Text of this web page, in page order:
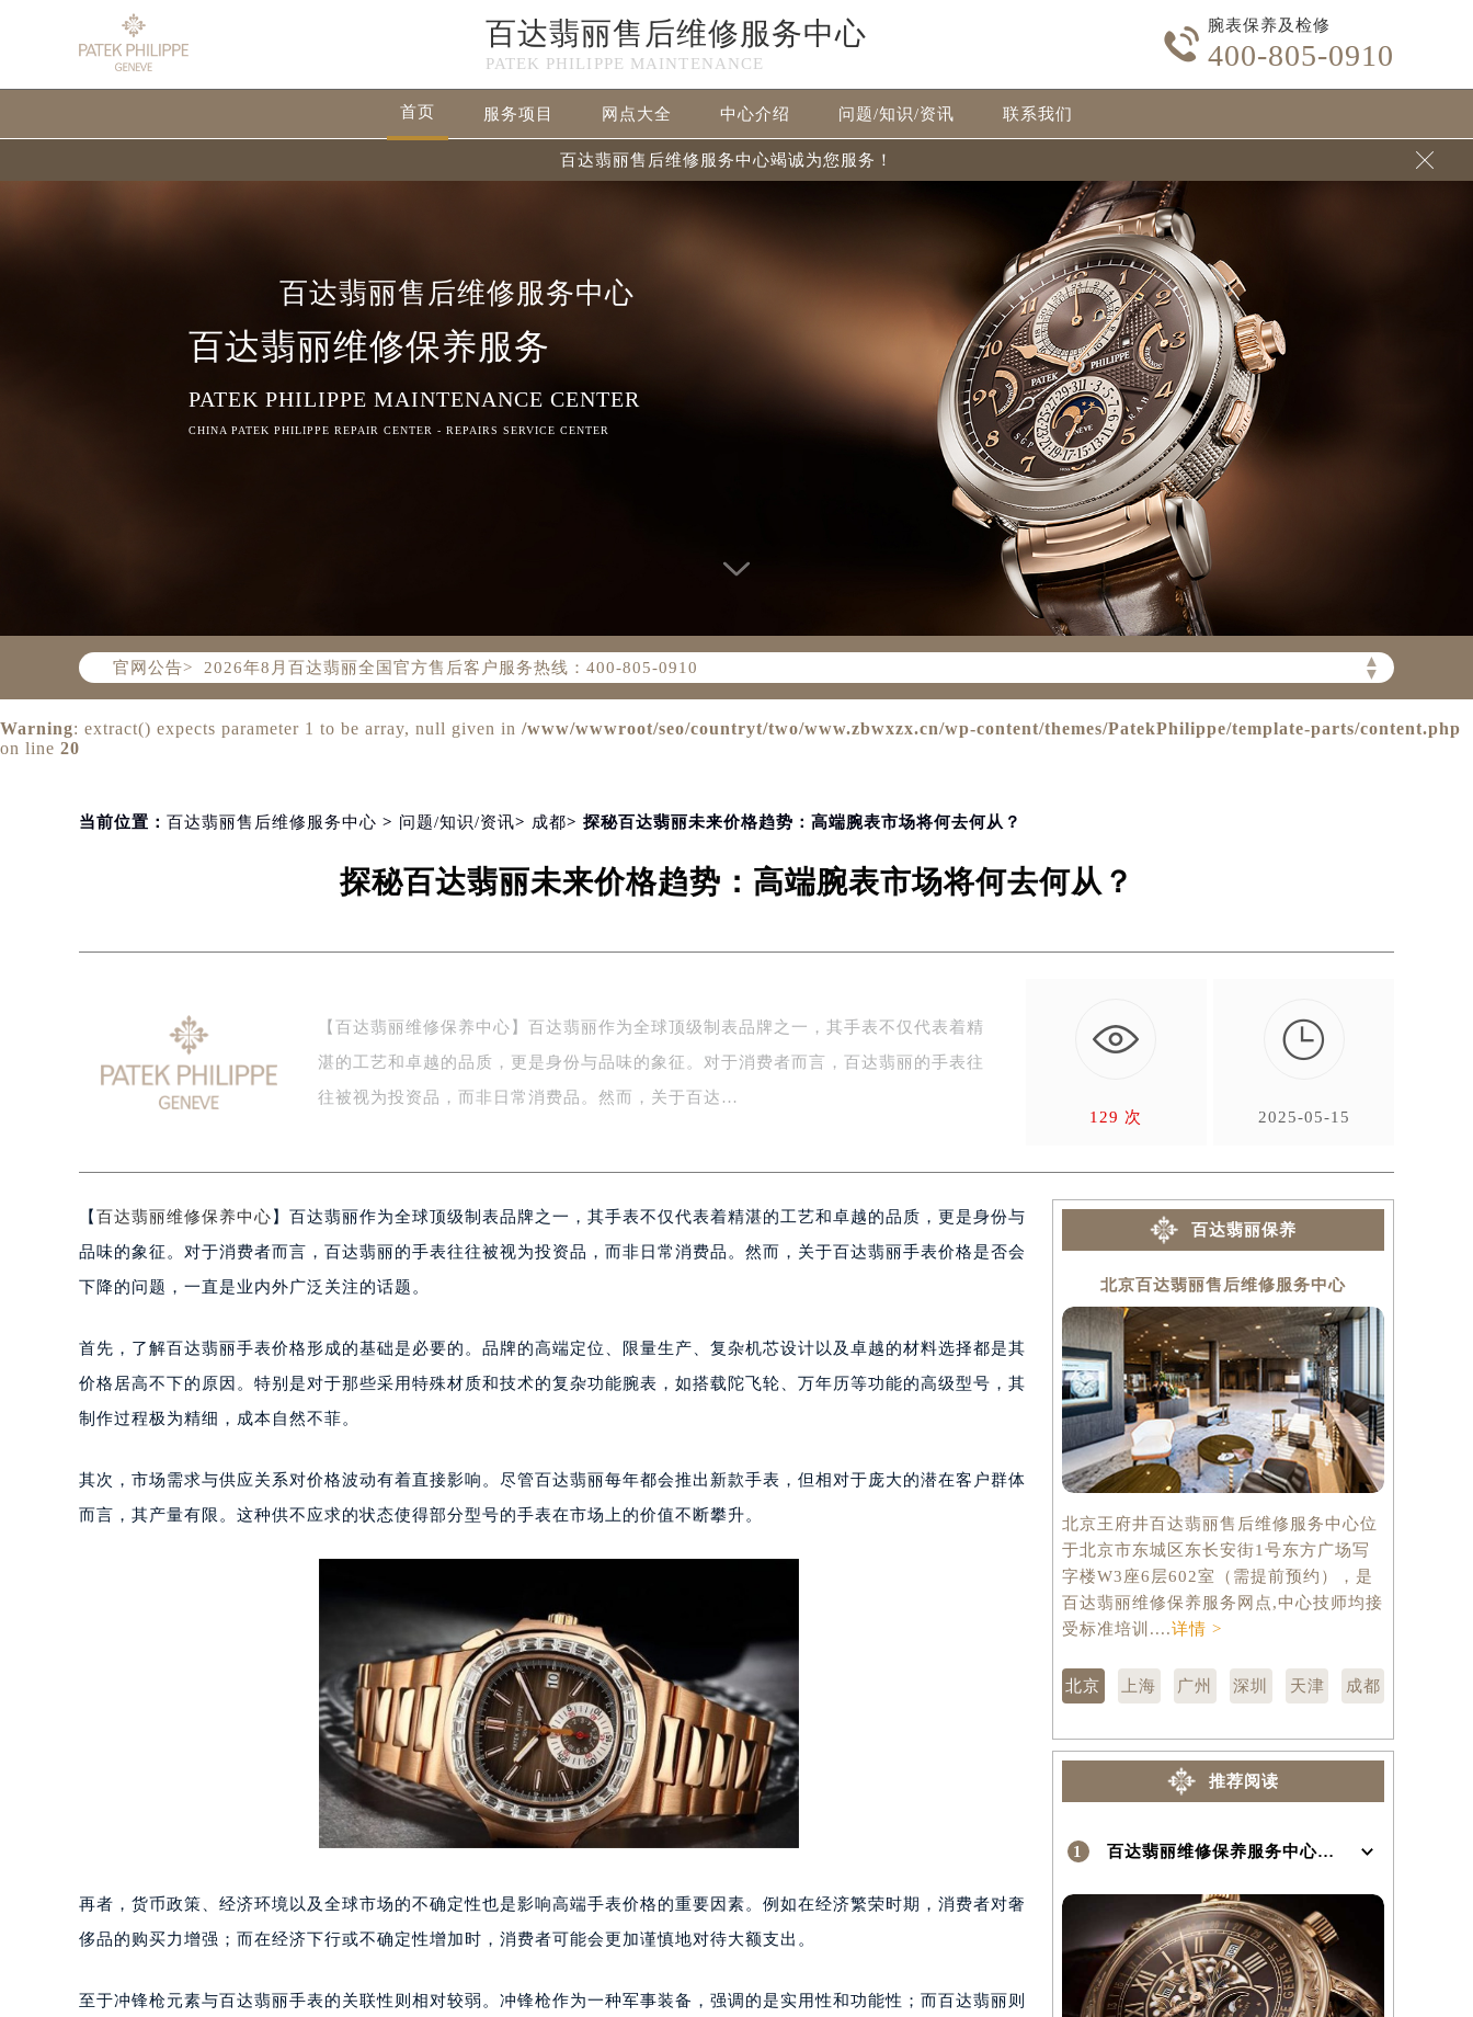
百达翡丽售后维修服务中心
PATEK PHILIPPE MAINTENANCE

腕表保养及检修
400-805-0910
首页 服务项目 网点大全 中心介绍 问题/知识/资讯 联系我们
百达翡丽售后维修服务中心竭诚为您服务！ 
百达翡丽售后维修服务中心
百达翡丽维修保养服务
PATEK PHILIPPE MAINTENANCE CENTER
CHINA PATEK PHILIPPE REPAIR CENTER - REPAIRS SERVICE CENTER
官网公告> ▲
▼
百达翡丽官方全国统一服务热线400-805-0910，服务覆盖中国大陆、香港、澳门、台湾全部区域（非大陆需加拨“+86”）
北京市朝阳区建国门外大街甲6号华熙国际中心写字楼D座11层1102室（北京总部）（需提前预约）
上海市徐汇区虹桥路3号港汇中心写字楼2座37层3705室（需提前预约）
南京市秦淮区中山南路1号（新街口）南京中心写字楼22层C1-1室（需提前预约）
徐州市鼓楼区淮海东路29号苏宁广场IFC国际金融中心写字楼35层3508室（需提前预约）
泰州市海陵区永定东路399号置地商务中心东塔写字楼（华润万象城）17层1706室（需提前预约）
宁波市江北区大闸南路500号来福士广场办公楼20层2009室（需提前预约）
杭州市上城区钱江路1366号华润大厦写字楼A座5层503-5室（需提前预约）
南昌市红谷滩新区红谷中大道998号绿地双子塔（中央广场）A1座办公楼14层07室（需提前预约）
济南市历下区经十路11111号华润中心写字楼（万象城）15层1508室（需提前预约）
广州市天河区天河路230号万菱汇国际中心写字楼A塔7层704室（需提前预约）
深圳市罗湖区深南东路5001号华润大厦写字楼17层1701室（需提前预约）
惠州市惠城区江北文昌一路7号华贸大厦写字楼1座30层05室（需提前预约）
厦门市思明区湖滨东路95号华润大厦写字楼B座11层1104室（需提前预约）
成都市锦江区人民东路6号SAC东原中心写字楼24层2406B室（需提前预约）
重庆市江北区观音桥步行街2号融恒时代广场写字楼9层902室（需提前预约）
沈阳市沈河区中街路137号亨得利名表服务中心（品牌授权店）1层整层（需提前预约）
沈阳市沈河区中街路83号亨得利名表服务中心（品牌授权店）1层整层（需提前预约）
乌鲁木齐市天山区红山路26号时代广场（CCMALL）C座17层17-B（需提前预约）
温州市鹿城区锦绣路1067号置信广场10层1015室（需提前预约）
哈尔滨市道里区友谊西路600号富力中心T2座写字楼29层03室（需提前预约）
大连市中山区人民路15号国际金融大厦7层G室（需提前预约）
佛山市禅城区季华五路57号万科金融中心C座12层1205室（需提前预约）
东莞市东城街道鸿福东路1号民盈国贸中心T1写字楼9层907室（需提前预约）
南通市崇川区工农路57号圆融广场写字楼16层1603室（需提前预约）
苏州市苏州工业园区星港街199号苏州中心办公楼C座22层08室（需提前预约）
南宁市青秀区金湖路59号地王大厦12楼1224室（需提前预约）
Warning: extract() expects parameter 1 to be array, null given in /www/wwwroot/seo/countryt/two/www.zbwxzx.cn/wp-content/themes/PatekPhilippe/template-parts/content.php
on line 20
当前位置： 百达翡丽售后维修服务中心 > 问题/知识/资讯> 成都> 探秘百达翡丽未来价格趋势：高端腕表市场将何去何从？
探秘百达翡丽未来价格趋势：高端腕表市场将何去何从？
【百达翡丽维修保养中心】百达翡丽作为全球顶级制表品牌之一，其手表不仅代表着精
湛的工艺和卓越的品质，更是身份与品味的象征。对于消费者而言，百达翡丽的手表往
往被视为投资品，而非日常消费品。然而，关于百达…
129 次

2025-05-15
【 百达翡丽维修保养中心 】百达翡丽作为全球顶级制表品牌之一，其手表不仅代表着精湛的工艺和卓越的品质，更是身份与
品味的象征。对于消费者而言，百达翡丽的手表往往被视为投资品，而非日常消费品。然而，关于百达翡丽手表价格是否会
下降的问题，一直是业内外广泛关注的话题。
首先，了解百达翡丽手表价格形成的基础是必要的。品牌的高端定位、限量生产、复杂机芯设计以及卓越的材料选择都是其
价格居高不下的原因。特别是对于那些采用特殊材质和技术的复杂功能腕表，如搭载陀飞轮、万年历等功能的高级型号，其
制作过程极为精细，成本自然不菲。
其次，市场需求与供应关系对价格波动有着直接影响。尽管百达翡丽每年都会推出新款手表，但相对于庞大的潜在客户群体
而言，其产量有限。这种供不应求的状态使得部分型号的手表在市场上的价值不断攀升。
再者，货币政策、经济环境以及全球市场的不确定性也是影响高端手表价格的重要因素。例如在经济繁荣时期，消费者对奢
侈品的购买力增强；而在经济下行或不确定性增加时，消费者可能会更加谨慎地对待大额支出。
至于冲锋枪元素与百达翡丽手表的关联性则相对较弱。冲锋枪作为一种军事装备，强调的是实用性和功能性；而百达翡丽则
百达翡丽保养
北京百达翡丽售后维修服务中心
北京王府井百达翡丽售后维修服务中心位
于北京市东城区东长安街1号东方广场写
字楼W3座6层602室（需提前预约），是
百达翡丽维修保养服务网点,中心技师均接
受标准培训....详情 >
北京 上海 广州 深圳 天津 成都
推荐阅读
1 百达翡丽维修保养服务中心介绍 | PatekPhilippe